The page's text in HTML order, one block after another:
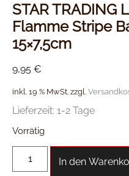
STAR TRADING
Flamme Stripe
15×7,5cm
9,95 €
inkl. 19 % MwSt. zzgl.
Lieferzeit: 1-2 Tage
Vorrätig
In den